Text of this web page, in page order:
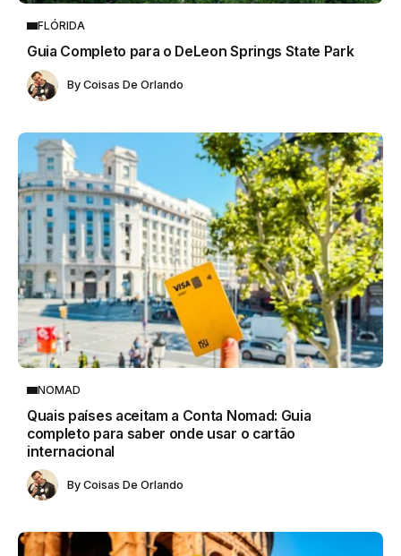
FLÓRIDA
Guia Completo para o DeLeon Springs State Park
By Coisas De Orlando
NOMAD
Quais países aceitam a Conta Nomad: Guia
completo para saber onde usar o cartão
internacional
By Coisas De Orlando